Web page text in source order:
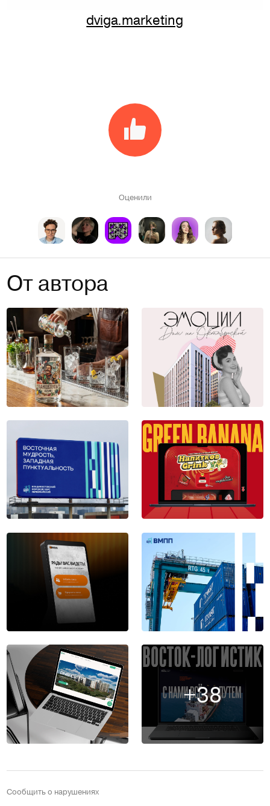
dviga.marketing
Оценили
От автора
+38
Сообщить о нарушениях